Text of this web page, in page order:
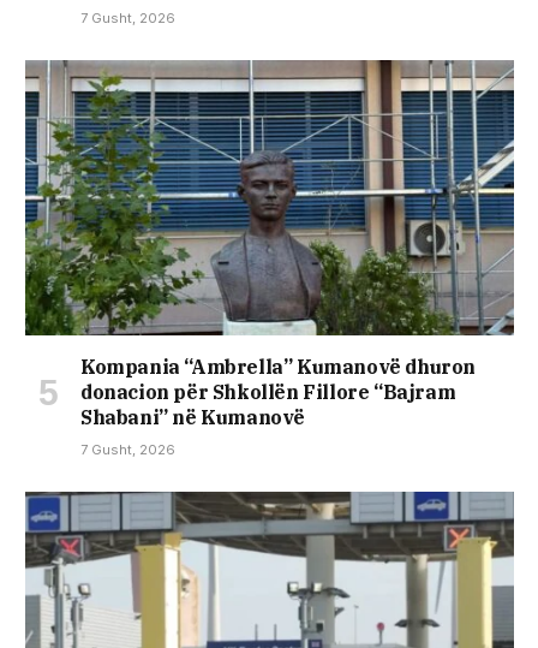
7 Gusht, 2026
Kompania “Ambrella” Kumanovë dhuron
donacion për Shkollën Fillore “Bajram
Shabani” në Kumanovë
7 Gusht, 2026